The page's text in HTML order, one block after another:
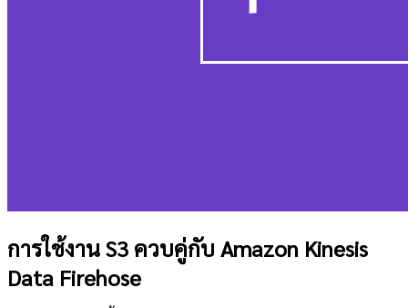
การใช้งาน S3 ควบคู่กับ Amazon Kinesis
Data Firehose